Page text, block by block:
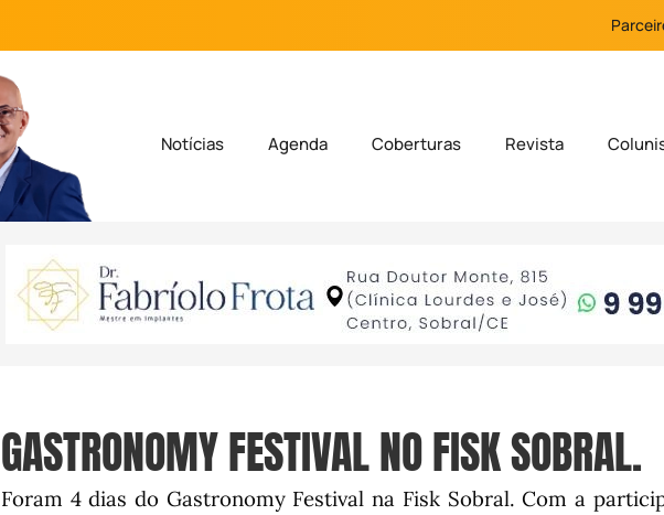
Notícias Agenda Coberturas Revista
GASTRONOMY FESTIVAL NO FISK SOBRAL.
Foram 4 dias do Gastronomy Festival na Fisk Sobral. Com a